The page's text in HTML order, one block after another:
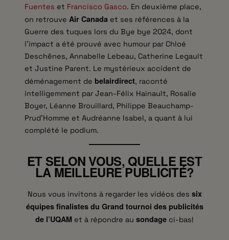
Fuentes et Francisco Gasco. En deuxième place,
on retrouve Air Canada et ses références à la
Guerre des tuques lors du Bye bye 2024, dont
l’impact a été prouvé avec humour par Chloé
Deschênes, Annabelle Lebeau, Catherine Legault
et Justine Parent. Le mystérieux accident de
déménagement de belairdirect, raconté
intelligemment par Jean-Félix Hainault, Rosalie
Boyer, Léanne Brouillard, Philippe Beauchamp-
Prud’Homme et Audréanne Isabel, a quant à lui
complété le podium.
ET SELON VOUS, QUELLE EST
LA MEILLEURE PUBLICITÉ?
Nous vous invitons à regarder les vidéos des six
équipes finalistes du Grand tournoi des publicités
de l’UQAM et à répondre au sondage ci-bas!